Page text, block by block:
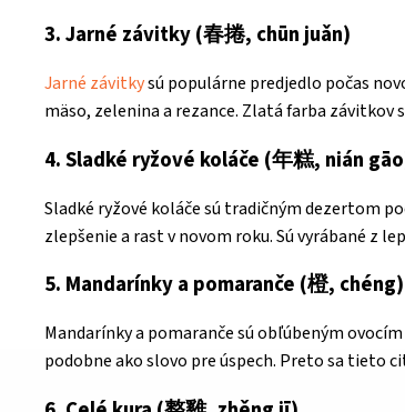
3. Jarné závitky (春捲, chūn juǎn)
Jarné závitkysú populárne predjedlo počas
mäso, zelenina a rezance. Zlatá farba
4. Sladké ryžové koláče (年糕, nián
Sladké ryžové koláče sú tradičným dezertom
zlepšenie a rast v novom roku. Sú vyrábané z
5. Mandarínky a pomaranče (橙, chéng)
Mandarínky a pomaranče sú obľúbeným
podobne ako slovo pre úspech. Preto sa tieto